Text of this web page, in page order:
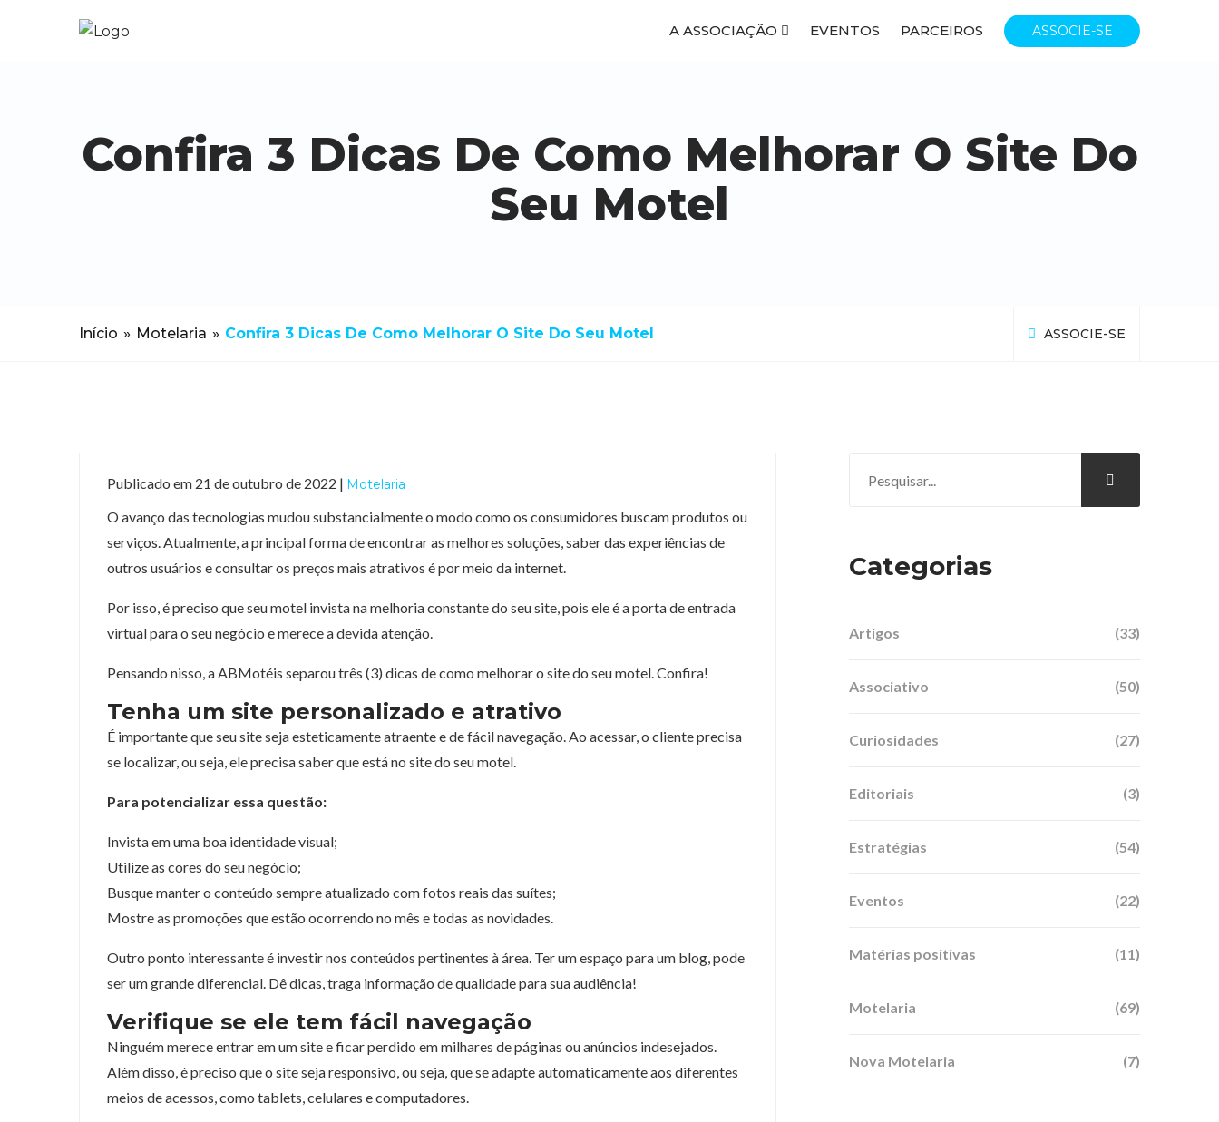
A ASSOCIAÇÃO EVENTOS PARCEIROS ASSOCIE-SE
Confira 3 Dicas De Como Melhorar O Site Do
Seu Motel
Início » Motelaria » Confira 3 Dicas De Como Melhorar O Site Do Seu Motel ASSOCIE-SE
Publicado em 21 de outubro de 2022 | Motelaria
O avanço das tecnologias mudou substancialmente o modo como os consumidores buscam produtos ou
serviços. Atualmente, a principal forma de encontrar as melhores soluções, saber das experiências de
outros usuários e consultar os preços mais atrativos é por meio da internet.
Por isso, é preciso que seu motel invista na melhoria constante do seu site, pois ele é a porta de entrada
virtual para o seu negócio e merece a devida atenção.
Pensando nisso, a ABMotéis separou três (3) dicas de como melhorar o site do seu motel. Confira!
Tenha um site personalizado e atrativo
É importante que seu site seja esteticamente atraente e de fácil navegação. Ao acessar, o cliente precisa
se localizar, ou seja, ele precisa saber que está no site do seu motel.
Para potencializar essa questão:
Invista em uma boa identidade visual;
Utilize as cores do seu negócio;
Busque manter o conteúdo sempre atualizado com fotos reais das suítes;
Mostre as promoções que estão ocorrendo no mês e todas as novidades.
Outro ponto interessante é investir nos conteúdos pertinentes à área. Ter um espaço para um blog, pode
ser um grande diferencial. Dê dicas, traga informação de qualidade para sua audiência!
Verifique se ele tem fácil navegação
Ninguém merece entrar em um site e ficar perdido em milhares de páginas ou anúncios indesejados.
Além disso, é preciso que o site seja responsivo, ou seja, que se adapte automaticamente aos diferentes
meios de acessos, como tablets, celulares e computadores.
Categorias
Artigos (33)
Associativo (50)
Curiosidades (27)
Editoriais (3)
Estratégias (54)
Eventos (22)
Matérias positivas (11)
Motelaria (69)
Nova Motelaria (7)